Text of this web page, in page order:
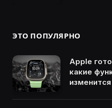
ЭТО ПОПУЛЯРНО
Apple
какие